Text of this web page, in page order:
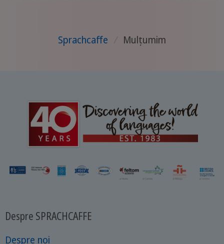
Sprachcaffe / Mulțumim
Despre SPRACHCAFFE
Despre noi